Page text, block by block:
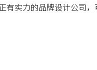
有实力的品牌设计公司
性去考虑